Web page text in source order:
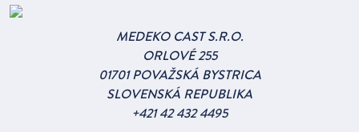
MEDEKO CAST S.R.O.
ORLOVÉ 255
01701 POVAŽSKÁ BYSTRICA
SLOVENSKÁ REPUBLIKA
+421 42 432 4495